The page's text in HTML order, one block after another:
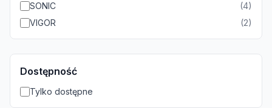
SONIC
(4)
VIGOR
(2)
Dostępność
Tylko dostępne